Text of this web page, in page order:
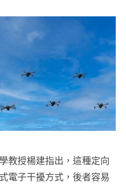
教授楊建指出，這種定向
電子干擾方式，後者容易